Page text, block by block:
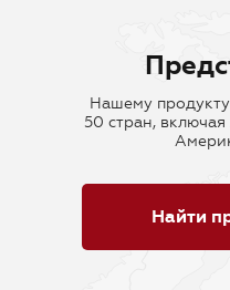
Нашему
50 стран,
Найти